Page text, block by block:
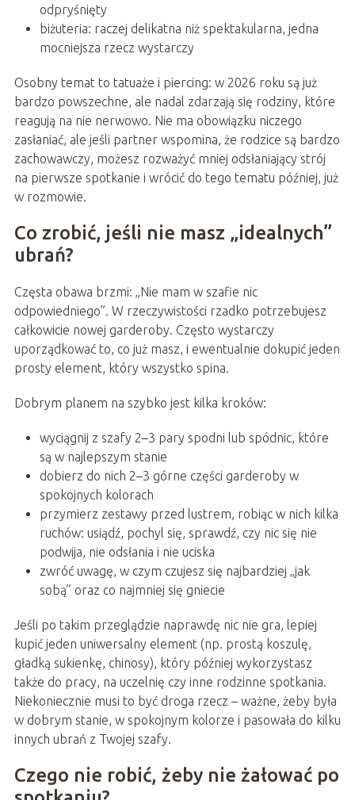
odpryśnięty
biżuteria: raczej delikatna niż spektakularna, jedna
mocniejsza rzecz wystarczy
Osobny temat to tatuaże i piercing: w 2026 roku są już
bardzo powszechne, ale nadal zdarzają się rodziny, które
reagują na nie nerwowo. Nie ma obowiązku niczego
zasłaniać, ale jeśli partner wspomina, że rodzice są bardzo
zachowawczy, możesz rozważyć mniej odsłaniający strój
na pierwsze spotkanie i wrócić do tego tematu później, już
w rozmowie.
Co zrobić, jeśli nie masz „idealnych”
ubrań?
Częsta obawa brzmi: „Nie mam w szafie nic
odpowiedniego”. W rzeczywistości rzadko potrzebujesz
całkowicie nowej garderoby. Często wystarczy
uporządkować to, co już masz, i ewentualnie dokupić jeden
prosty element, który wszystko spina.
Dobrym planem na szybko jest kilka kroków:
wyciągnij z szafy 2–3 pary spodni lub spódnic, które
są w najlepszym stanie
dobierz do nich 2–3 górne części garderoby w
spokojnych kolorach
przymierz zestawy przed lustrem, robiąc w nich kilka
ruchów: usiądź, pochyl się, sprawdź, czy nic się nie
podwija, nie odsłania i nie uciska
zwróć uwagę, w czym czujesz się najbardziej „jak
sobą” oraz co najmniej się gniecie
Jeśli po takim przeglądzie naprawdę nic nie gra, lepiej
kupić jeden uniwersalny element (np. prostą koszulę,
gładką sukienkę, chinosy), który później wykorzystasz
także do pracy, na uczelnię czy inne rodzinne spotkania.
Niekoniecznie musi to być droga rzecz – ważne, żeby była
w dobrym stanie, w spokojnym kolorze i pasowała do kilku
innych ubrań z Twojej szafy.
Czego nie robić, żeby nie żałować po